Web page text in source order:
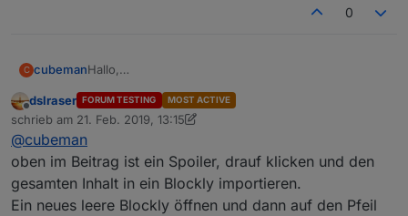
0
C cubemanHallo,
Wie kann ich das importieren und nutzen?
Ich müsste auch die Wetterdaten des DWD auf
Danke!
Grüße!
Offline
dslraser FORUM TESTING MOST ACTIVE
schrieb am 21. Feb. 2019, 13:15
zuletzt editiert von dslraser
@cubeman
oben im Beitrag ist ein Spoiler, drauf klicken und den
gesamten Inhalt in ein Blockly importieren.
Ein neues leere Blockly öffnen und dann auf den Pfeil